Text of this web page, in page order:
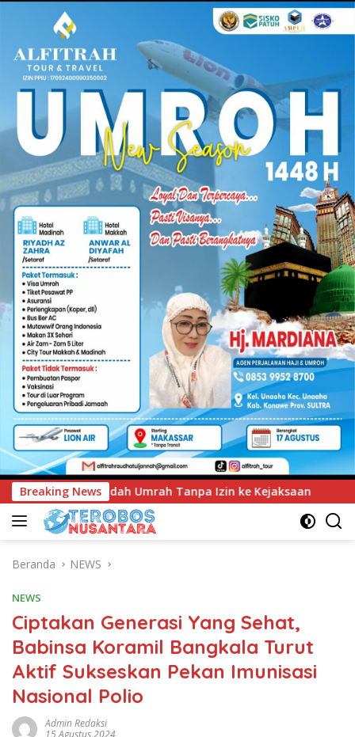
Breaking News
Izin ke Kejaksaan UNIMEN Tambah Delapan
Beranda NEWS
NEWS
Ciptakan Generasi Yang Sehat,
Babinsa Koramil Bangkala Turut
Aktif Sukseskan Pekan Imunisasi
Nasional Polio
Admin Redaksi
15 Agustus 2024